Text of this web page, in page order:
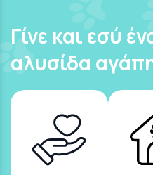
Γίνε και εσύ
αλυσίδα